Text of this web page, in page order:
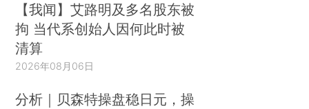
【我闻】艾路明及多名股东被
拘 当代系创始人因何此时被
清算
2026年08月06日
分析｜贝森特操盘稳日元，操